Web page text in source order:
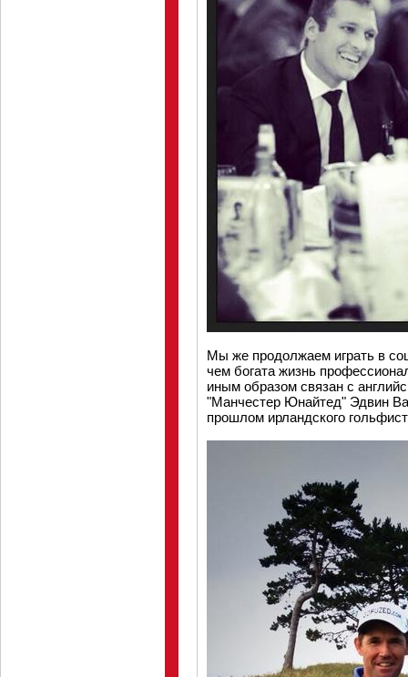
Мы же продолжаем играть в
чем богата жизнь
иным образом связан с
"Манчестер Юнайтед" Эдвин
прошлом ирландского